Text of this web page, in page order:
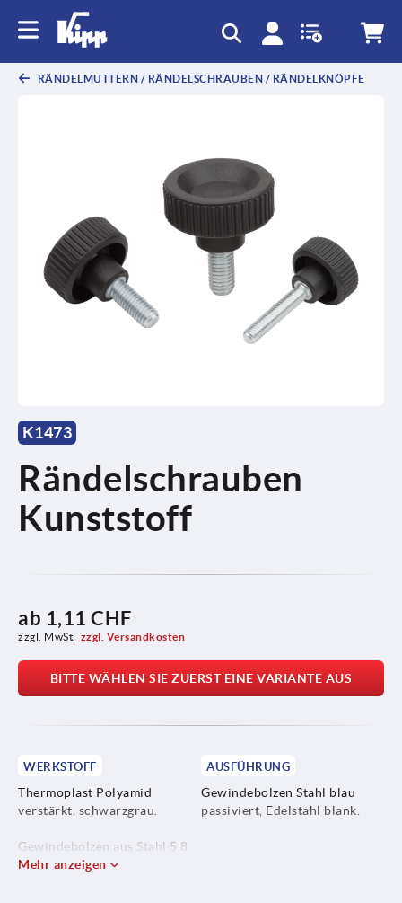
RÄNDELMUTTERN / RÄNDELSCHRAUBEN / RÄNDELKNÖPFE
K1473
Rändelschrauben
Kunststoff
ab 1,11 CHF
zzgl. MwSt. zzgl. Versandkosten
BITTE WÄHLEN SIE ZUERST EINE VARIANTE AUS
WERKSTOFF
Thermoplast Polyamid
verstärkt, schwarzgrau.
Gewindebolzen aus Stahl 5.8
oder Edelstahl 1.4305.
AUSFÜHRUNG
Gewindebolzen Stahl blau
passiviert, Edelstahl blank.
Mehr anzeigen